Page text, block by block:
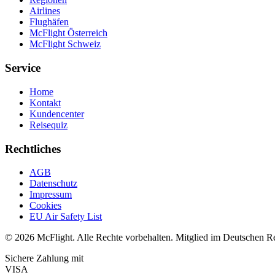
Airlines
Flughäfen
McFlight Österreich
McFlight Schweiz
Service
Home
Kontakt
Kundencenter
Reisequiz
Rechtliches
AGB
Datenschutz
Impressum
Cookies
EU Air Safety List
© 2026 McFlight. Alle Rechte vorbehalten. Mitglied im Deutschen
Sichere Zahlung mit
VISA